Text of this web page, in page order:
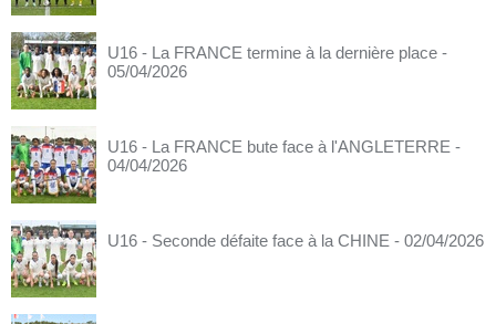
U16 - La FRANCE termine à la dernière place -
05/04/2026
U16 - La FRANCE bute face à l'ANGLETERRE -
04/04/2026
U16 - Seconde défaite face à la CHINE - 02/04/2026